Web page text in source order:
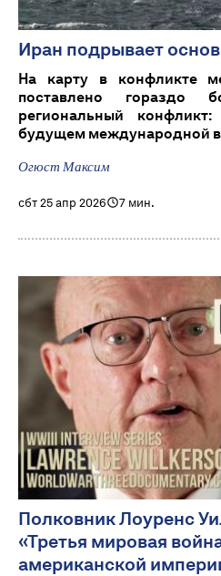
Иран подрывает
На карту в конфликте
поставлено гораздо
региональный
будущем международной
Огюст Максим
сбт 25 апр 2026 7 мин.
Полковник Лоуренс
«Третья мировая
американской